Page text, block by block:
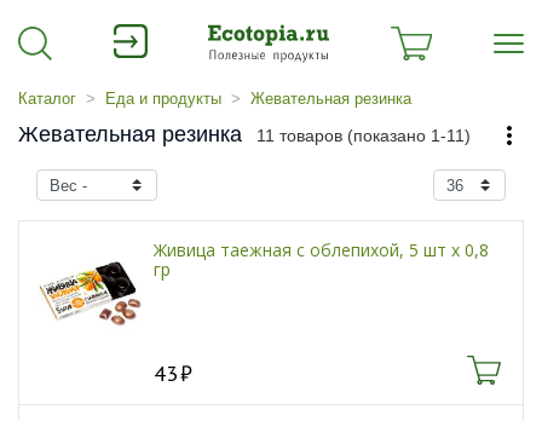
Каталог Еда и продукты Жевательная резинка
Жевательная резинка 11 товаров (показано 1-11)
Живица таежная с облепихой, 5 шт х 0,8
гр
43